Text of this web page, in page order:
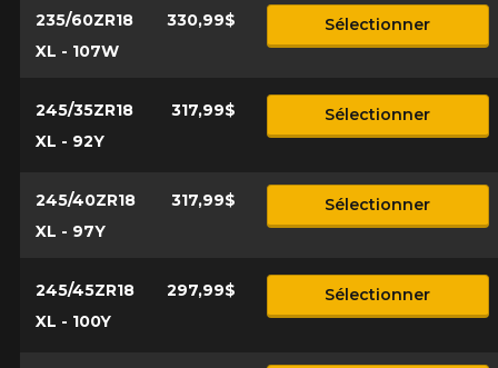
235/60ZR18
XL - 107W
330,99$ Sélectionner
245/35ZR18
XL - 92Y
317,99$ Sélectionner
245/40ZR18
XL - 97Y
317,99$ Sélectionner
245/45ZR18
XL - 100Y
297,99$ Sélectionner